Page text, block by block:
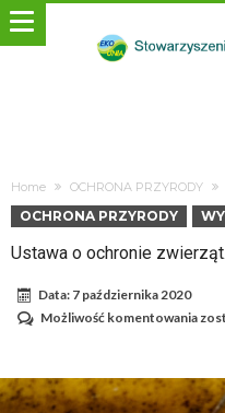
Home OCHRONA PRZYRODY
OCHRONA PRZYRODY
Ustawa o ochronie
Data: 7 października 2020
Możliwość komentowania
List
do